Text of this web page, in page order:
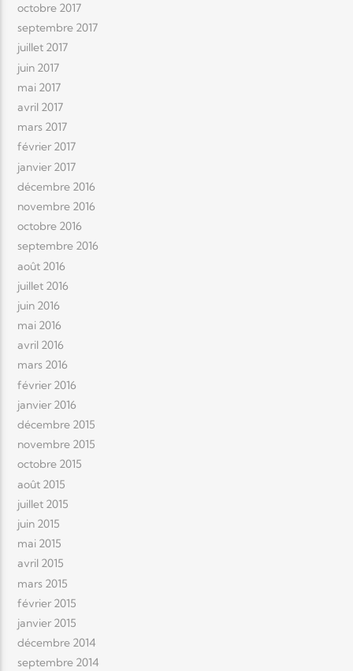
octobre 2017
septembre 2017
juillet 2017
juin 2017
mai 2017
avril 2017
mars 2017
février 2017
janvier 2017
décembre 2016
novembre 2016
octobre 2016
septembre 2016
août 2016
juillet 2016
juin 2016
mai 2016
avril 2016
mars 2016
février 2016
janvier 2016
décembre 2015
novembre 2015
octobre 2015
août 2015
juillet 2015
juin 2015
mai 2015
avril 2015
mars 2015
février 2015
janvier 2015
décembre 2014
septembre 2014